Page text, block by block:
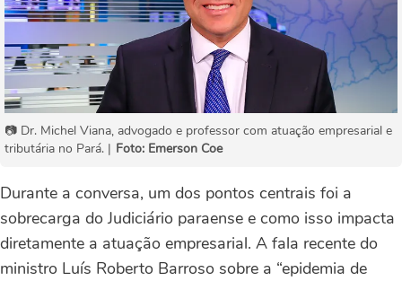
📷 Dr. Michel Viana, advogado e professor com atuação empresarial e
tributária no Pará. | Foto: Emerson Coe
Durante a conversa, um dos pontos centrais foi a
sobrecarga do Judiciário paraense e como isso impacta
diretamente a atuação empresarial. A fala recente do
ministro Luís Roberto Barroso sobre a “epidemia de